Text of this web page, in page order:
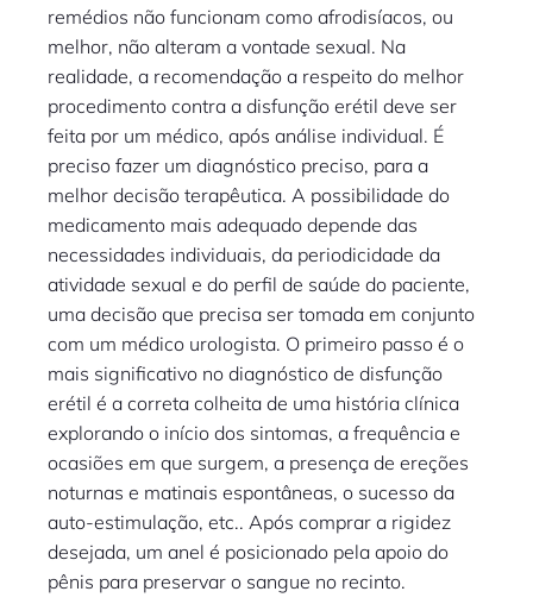
remédios não funcionam como afrodisíacos, ou
melhor, não alteram a vontade sexual. Na
realidade, a recomendação a respeito do melhor
procedimento contra a disfunção erétil deve ser
feita por um médico, após análise individual. É
preciso fazer um diagnóstico preciso, para a
melhor decisão terapêutica. A possibilidade do
medicamento mais adequado depende das
necessidades individuais, da periodicidade da
atividade sexual e do perfil de saúde do paciente,
uma decisão que precisa ser tomada em conjunto
com um médico urologista. O primeiro passo é o
mais significativo no diagnóstico de disfunção
erétil é a correta colheita de uma história clínica
explorando o início dos sintomas, a frequência e
ocasiões em que surgem, a presença de ereções
noturnas e matinais espontâneas, o sucesso da
auto-estimulação, etc.. Após comprar a rigidez
desejada, um anel é posicionado pela apoio do
pênis para preservar o sangue no recinto.